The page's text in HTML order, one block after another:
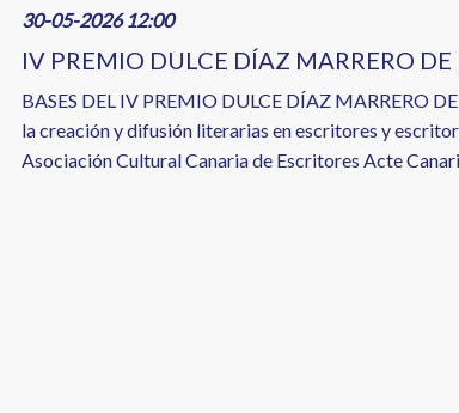
30-05-2026 12:00
IV PREMIO DULCE DÍAZ MARRERO DE
BASES DEL IV PREMIO DULCE DÍAZ MARRERO
la creación y difusión literarias en escritores y
Asociación Cultural Canaria de Escritores Acte